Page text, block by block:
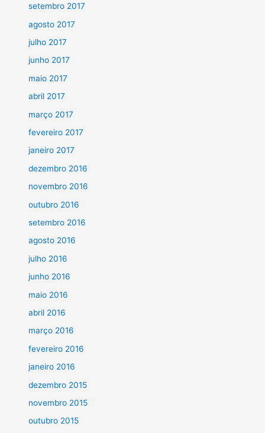
setembro 2017
agosto 2017
julho 2017
junho 2017
maio 2017
abril 2017
março 2017
fevereiro 2017
janeiro 2017
dezembro 2016
novembro 2016
outubro 2016
setembro 2016
agosto 2016
julho 2016
junho 2016
maio 2016
abril 2016
março 2016
fevereiro 2016
janeiro 2016
dezembro 2015
novembro 2015
outubro 2015